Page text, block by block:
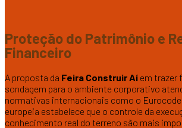
Proteção do Patrimônio e
Financeiro
A proposta da Feira Construir Aí em trazer
sondagem para o ambiente corporativo
normativas internacionais como o Eurocode
europeia estabelece que o controle da
conhecimento real do terreno são mais